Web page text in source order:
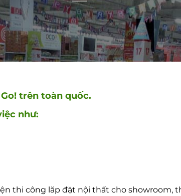
trên toàn quốc.
như:
thi công lăp đặt nội thất cho showroom,